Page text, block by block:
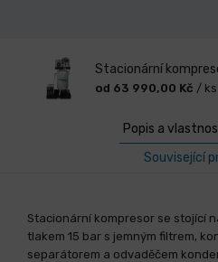
Stacionární
od 63 990,00 Kč / ks
Popis a
Související
Stacionární kompresor se stojící
tlakem 15 bar s jemným filtrem,
separátorem a odvaděčem